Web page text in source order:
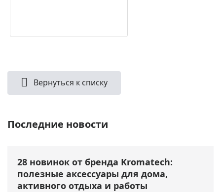
Вернуться к списку
Последние новости
28 новинок от бренда Kromatech:
полезные аксессуары для дома,
активного отдыха и работы